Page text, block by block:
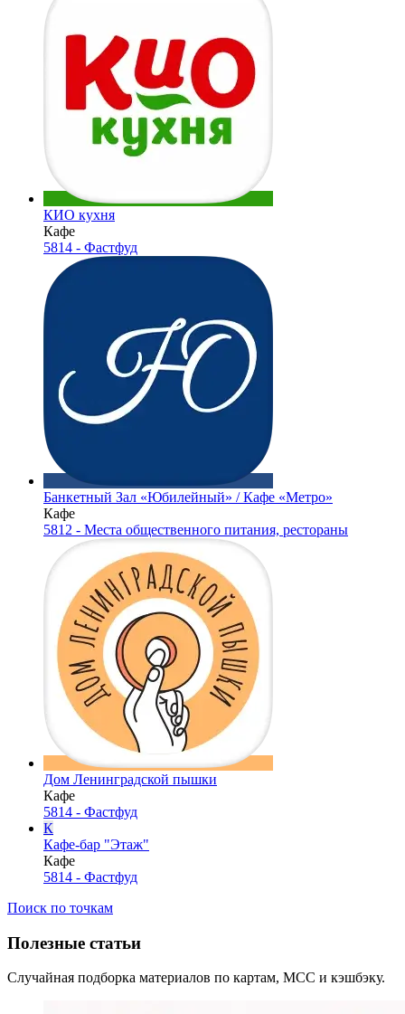
КИО кухня
Кафе
5814 - Фастфуд
Банкетный Зал «Юбилейный» / Кафе «Метро»
Кафе
5812 - Места общественного питания, рестораны
Дом Ленинградской пышки
Кафе
5814 - Фастфуд
К
Кафе-бар "Этаж"
Кафе
5814 - Фастфуд
Поиск по точкам
Полезные статьи
Случайная подборка материалов по картам, MCC и кэшбэку.